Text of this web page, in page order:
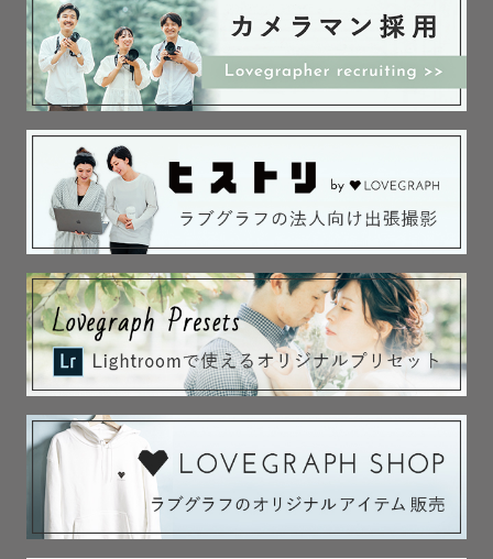
るような楽しく思い出に残る時間をお届けします！
堅苦しいポーズよりは自然な笑顔や大切な人とだからこそ
出る素敵な表情を残していきたいなと思っています！(^^)
〜＊〜〜〜＊〜〜〜＊〜
【最後に】たくさんの人に”幸せ”をお届けしたく
Lovegrapherになりました！一生の思い出に残る”幸せ”を
お届けできるように精一杯頑張らせていただきます。
よろしくお願いします！
皆さんとお会い出来るのを心待ちにしております！(*´︶
`*)♡
--------------------------------------
⚠️ATTENTION⚠️
【撮影予約について】